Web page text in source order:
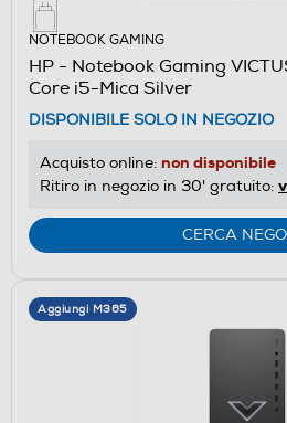
NOTEBOOK GAMING
HP - Notebook Gaming
Core i5-Mica Silver
DISPONIBILE SOLO IN NEGOZIO
Acquisto online: non disponibile
Ritiro in negozio in 30' gratuito:
CERCA
Aggiungi M365